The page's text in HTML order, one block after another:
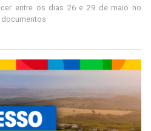
entre os dias 26 e 29 de maio no
documentos